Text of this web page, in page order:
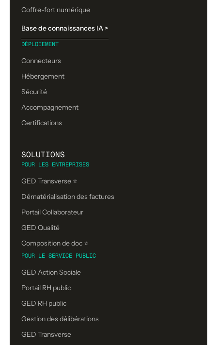
Coffre-fort numérique
Base de connaissances IA >
DÉPLOIEMENT
Connecteurs
Hébergement
Sécurité
Accompagnement
Certifications
SOLUTIONS
POUR LES ENTREPRISES
GED Transverse ⭐
Dématérialisation des factures
Portail Collaborateur
GED Qualité
Composition de doc ⭐️
POUR LE SERVICE PUBLIC
GED Action Sociale
Portail RH public
GED RH public
Gestion des délibérations
GED Transverse